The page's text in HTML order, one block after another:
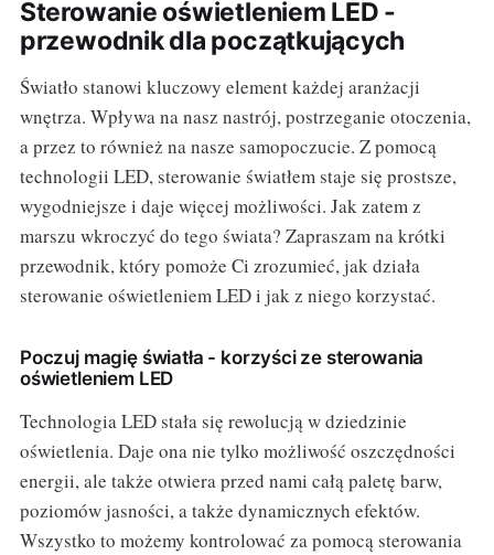
Sterowanie oświetleniem LED -
przewodnik dla początkujących
Światło stanowi kluczowy element każdej aranżacji
wnętrza. Wpływa na nasz nastrój, postrzeganie otoczenia,
a przez to również na nasze samopoczucie. Z pomocą
technologii LED, sterowanie światłem staje się prostsze,
wygodniejsze i daje więcej możliwości. Jak zatem z
marszu wkroczyć do tego świata? Zapraszam na krótki
przewodnik, który pomoże Ci zrozumieć, jak działa
sterowanie oświetleniem LED i jak z niego korzystać.
Poczuj magię światła - korzyści ze sterowania
oświetleniem LED
Technologia LED stała się rewolucją w dziedzinie
oświetlenia. Daje ona nie tylko możliwość oszczędności
energii, ale także otwiera przed nami całą paletę barw,
poziomów jasności, a także dynamicznych efektów.
Wszystko to możemy kontrolować za pomocą sterowania